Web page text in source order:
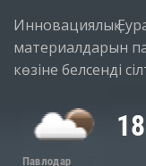
Инновациялық
материалдарын
көзіне белсенді